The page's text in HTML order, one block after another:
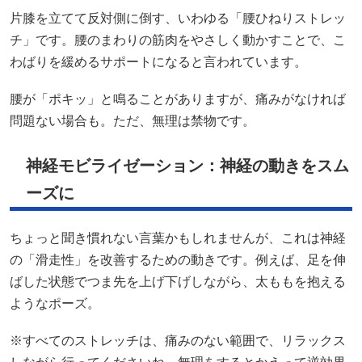
片膝を立てて反対側に倒す、いわゆる「腰ひねりストレッ
チ」です。腰のまわりの筋肉をやさしく動かすことで、こ
わばりを緩めるサポートになると言われています。
腰が「ポキッ」と鳴ることがありますが、痛みがなければ
問題ない場合も。ただ、無理は禁物です。
神経モビライゼーション：神経の動きをスム
ーズに
ちょっと聞き慣れない言葉かもしれませんが、これは神経
の「滑走性」を改善するための動きです。例えば、足を伸
ばした状態でつま先を上げ下げしながら、太ももを抱える
ようなポーズ。
※すべてのストレッチは、痛みのない範囲で、リラックス